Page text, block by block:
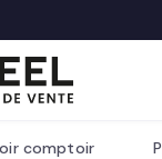
comptoir